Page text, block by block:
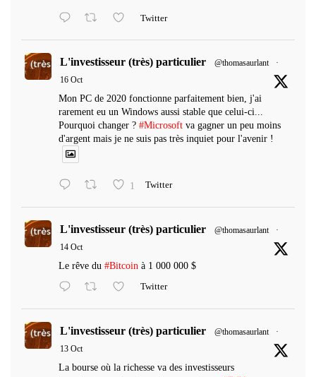
Twitter
L'investisseur (très) particulier @thomasaurlant
·
16 Oct
Mon PC de 2020 fonctionne parfaitement bien, j'ai
rarement eu un Windows aussi stable que celui-ci...
Pourquoi changer ? #Microsoft va gagner un peu moins
d'argent mais je ne suis pas très inquiet pour l'avenir !
1 Twitter
L'investisseur (très) particulier @thomasaurlant
·
14 Oct
Le rêve du #Bitcoin à 1 000 000 $
Twitter
L'investisseur (très) particulier @thomasaurlant
·
13 Oct
La bourse où la richesse va des investisseurs